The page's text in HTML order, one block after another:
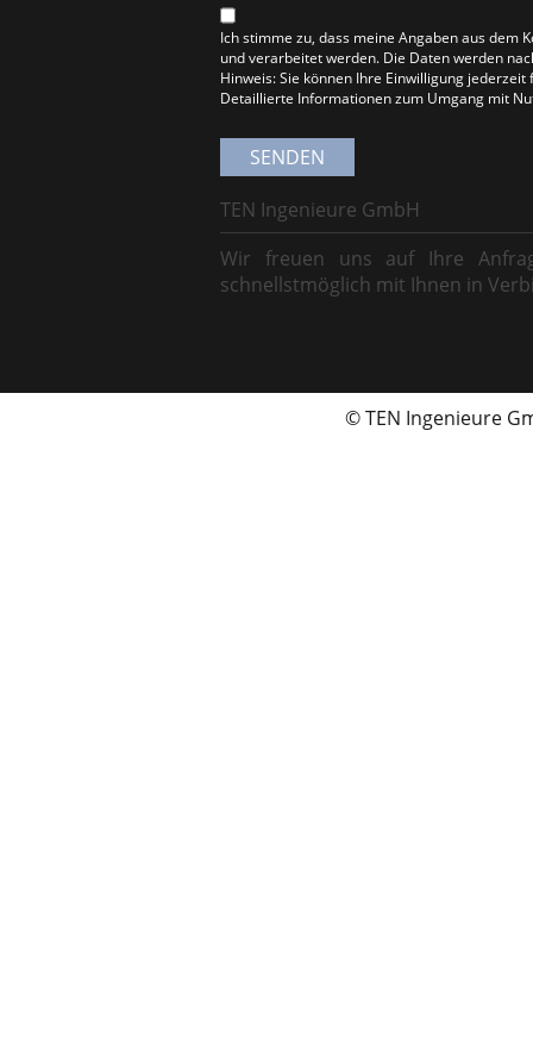
Ich stimme zu, dass meine Angaben aus
und verarbeitet werden. Die Daten werden
Hinweis: Sie können Ihre Einwilligung
Detaillierte Informationen zum Umgang mit
TEN Ingenieure GmbH
Wir freuen uns auf Ihre
schnellstmöglich mit Ihnen in
© TEN Ingenieure